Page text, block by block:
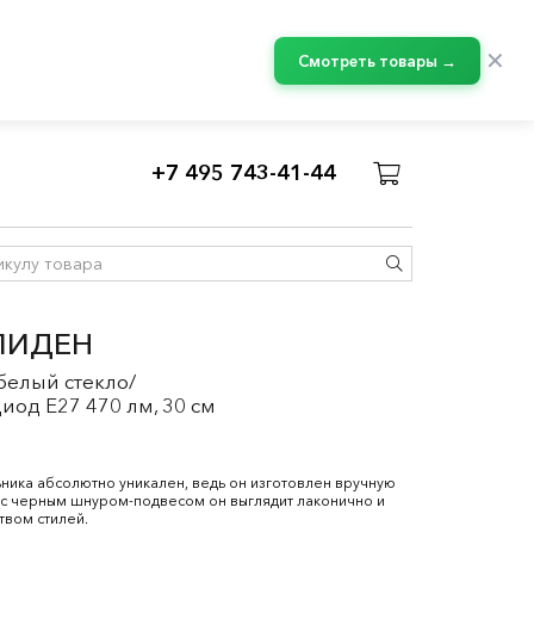
Смотреть товары → ✕
+7 495 743-41-44
стекло/
E27 470 лм, 30 см
абсолютно уникален, ведь он изготовлен вручную
с черным шнуром-подвесом он выглядит лаконично и
стилей.